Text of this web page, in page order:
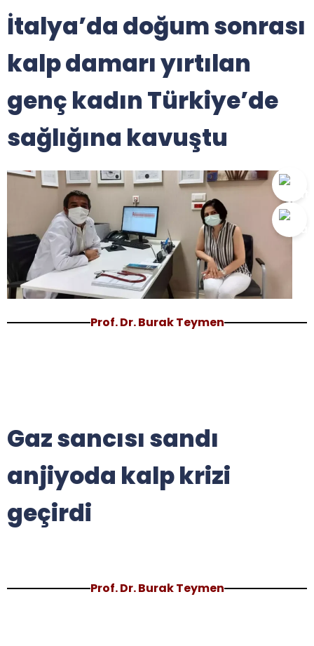
İtalya’da doğum sonrası
kalp damarı yırtılan
genç kadın Türkiye’de
sağlığına kavuştu
Prof. Dr. Burak Teymen
Gaz sancısı sandı
anjiyoda kalp krizi
geçirdi
Prof. Dr. Burak Teymen